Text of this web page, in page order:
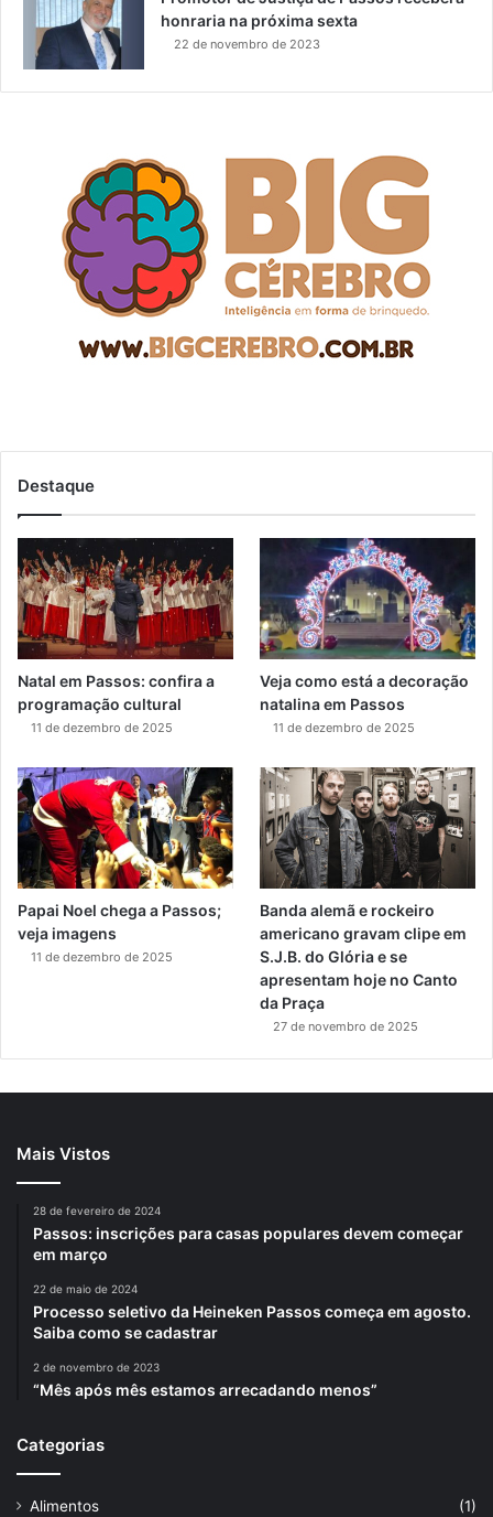
honraria na próxima sexta
22 de novembro de 2023
Destaque
Natal em Passos: confira a
programação cultural
11 de dezembro de 2025
Veja como está a decoração
natalina em Passos
11 de dezembro de 2025
Papai Noel chega a Passos;
veja imagens
11 de dezembro de 2025
Banda alemã e rockeiro
americano gravam clipe em
S.J.B. do Glória e se
apresentam hoje no Canto
da Praça
27 de novembro de 2025
Mais Vistos
28 de fevereiro de 2024
Passos: inscrições para casas populares devem começar
em março
22 de maio de 2024
Processo seletivo da Heineken Passos começa em agosto.
Saiba como se cadastrar
2 de novembro de 2023
“Mês após mês estamos arrecadando menos”
Categorias
Alimentos
(1)